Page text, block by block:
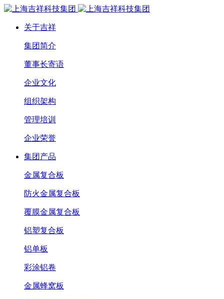
关于吉祥
集团简介
董事长寄语
企业文化
组织架构
管理培训
企业荣誉
集团产品
金属复合板
防火金属复合板
覆膜金属复合板
铝塑复合板
铝单板
彩涂铝卷
金属蜂窝板